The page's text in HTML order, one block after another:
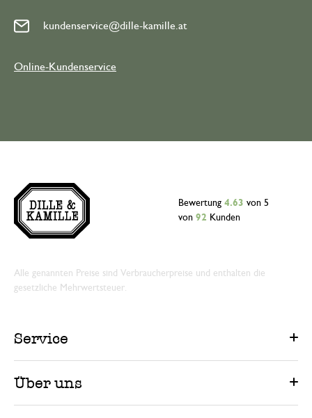
kundenservice@dille-kamille.at
Online-Kundenservice
Bewertung 4.63 von 5
von 92 Kunden
Alle genannten Preise sind Verbraucherpreise und enthalten die
gesetzliche Mehrwertsteuer.
Service
Über uns